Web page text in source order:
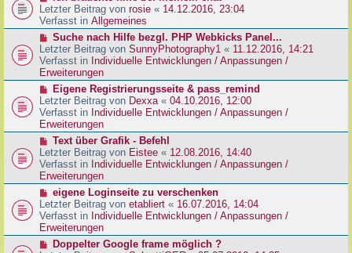
r
a
g
r
B
e
t
r
a
g
e
u
e
r
B
e
i
r
a
g
Letzter Beitrag von rosie « 14.12.2016, 23:04
Verfasst in Allgemeines
N
e
u
e
r
B
e
i
t
a
g
Suche nach Hilfe bezgl. PHP Webkicks Panel...
Letzter Beitrag von SunnyPhotography1 « 11.12.2016, 14:21
Verfasst in Individuelle Entwicklungen / Anpassungen /
Erweiterungen
N
e
u
e
r
B
e
i
t
a
g
Eigene Registrierungsseite & pass_remind
Letzter Beitrag von Dexxa« 04.10.2016, 12:00
Verfasst in Individuelle Entwicklungen / Anpassungen /
Erweiterungen
N
e
u
e
r
B
e
i
t
Text über Grafik - Befehl
Letzter Beitrag von Eistee « 12.08.2016, 14:40
Verfasst in Individuelle Entwicklungen / Anpassungen /
Erweiterungen
N
e
u
e
r
B
eigene Loginseite zu verschenken
Letzter Beitrag von etabliert « 16.07.2016, 14:04
Verfasst in Individuelle Entwicklungen / Anpassungen /
Erweiterungen
NDoppelter Google frame möglich ?